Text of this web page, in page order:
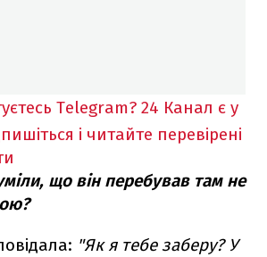
Telegram? 24 Канал є у
і читайте перевірені
що він перебував там не
"Як я тебе заберу? У